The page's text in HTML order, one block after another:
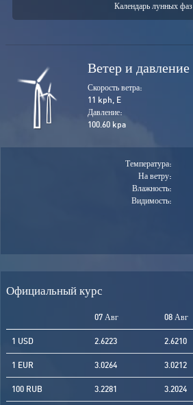
Календарь лунных фаз
Ветер и давление
Скорость ветра:
11 kph, E
Давление:
100.60 kpa
Температура:
На ветру:
Влажность:
Видимость:
Официальный курс
07 Авг 08 Авг
1 USD 2.6223 2.6210
1 EUR 3.0264 3.0212
100 RUB 3.2281 3.2024